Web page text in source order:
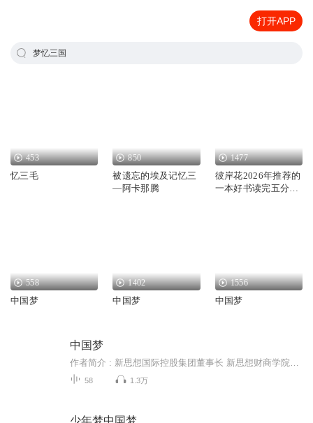
打开APP
梦忆三国
453
忆三毛
850
被遗忘的埃及记忆三
—阿卡那腾
1477
彼岸花2026年推荐的
一本好书读完五分钟
558
中国梦
1402
中国梦
1556
中国梦
中国梦
58 1.3万
少年梦中国梦